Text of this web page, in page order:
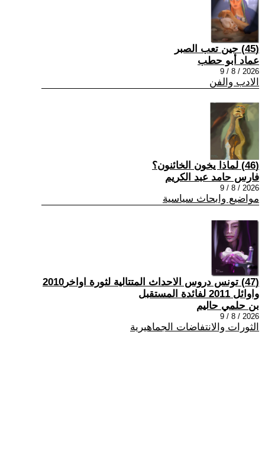
(45) حين تعب الصبر
عماد أبو حطب
2026 / 8 / 9
الادب والفن
(46) لماذا يخون الخائنون؟
فارس حامد عبد الكريم
2026 / 8 / 9
مواضيع وابحاث سياسية
(47) تونس دروس الاحداث المتتالية لثورة اواخر2010
واوائل 2011 لفائدة المستقبل
بن حلمي حاليم
2026 / 8 / 9
الثورات والانتفاضات الجماهيرية